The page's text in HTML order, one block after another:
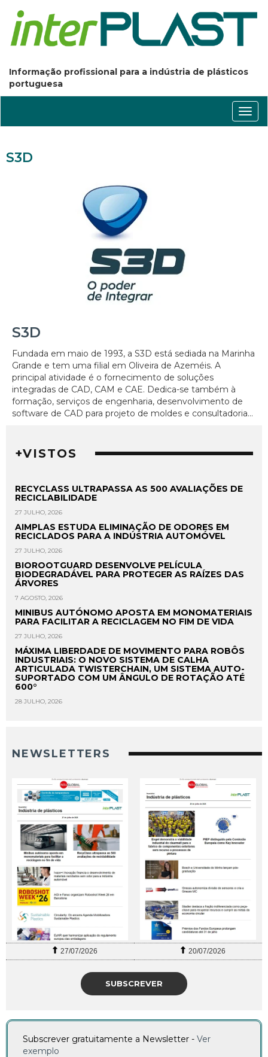
Informação profissional para a indústria de plásticos
portuguesa
S3D
S3D
Fundada em maio de 1993, a S3D está sediada na Marinha
Grande e tem uma filial em Oliveira de Azeméis. A
principal atividade é o fornecimento de soluções
integradas de CAD, CAM e CAE. Dedica-se também à
formação, serviços de engenharia, desenvolvimento de
software de CAD para projeto de moldes e consultadoria...
+VISTOS
RECYCLASS ULTRAPASSA AS 500 AVALIAÇÕES DE
RECICLABILIDADE
27 JULHO, 2026
AIMPLAS ESTUDA ELIMINAÇÃO DE ODORES EM
RECICLADOS PARA A INDÚSTRIA AUTOMÓVEL
27 JULHO, 2026
BIOROOTGUARD DESENVOLVE PELÍCULA
BIODEGRADÁVEL PARA PROTEGER AS RAÍZES DAS
ÁRVORES
7 AGOSTO, 2026
MINIBUS AUTÓNOMO APOSTA EM MONOMATERIAIS
PARA FACILITAR A RECICLAGEM NO FIM DE VIDA
27 JULHO, 2026
MÁXIMA LIBERDADE DE MOVIMENTO PARA ROBÔS
INDUSTRIAIS: O NOVO SISTEMA DE CALHA
ARTICULADA TWISTERCHAIN, UM SISTEMA AUTO-
SUPORTADO COM UM ÂNGULO DE ROTAÇÃO ATÉ
600°
28 JULHO, 2026
NEWSLETTERS
27/07/2026 20/07/2026
SUBSCREVER
Subscrever gratuitamente a Newsletter - Ver
exemplo